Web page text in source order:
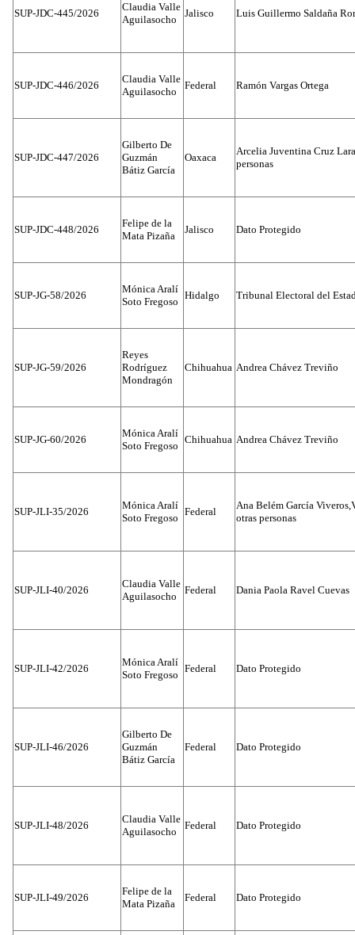
SUP-JDC-445/2026
Claudia Valle
Aguilasocho
Jalisco Luis Guillermo Saldaña
SUP-JDC-446/2026
Claudia Valle
Aguilasocho
Federal Ramón Vargas Ortega
SUP-JDC-447/2026
Gilberto De
Guzmán
Bátiz García
Oaxaca
Arcelia Juventina Cruz
personas
SUP-JDC-448/2026
Felipe de la
Mata Pizaña
Jalisco Dato Protegido
SUP-JG-58/2026
Mónica Aralí
Soto Fregoso
Hidalgo Tribunal Electoral del
SUP-JG-59/2026
Reyes
Rodríguez
Mondragón
Chihuahua Andrea Chávez Treviño
SUP-JG-60/2026
Mónica Aralí
Soto Fregoso
Chihuahua Andrea Chávez Treviño
SUP-JLI-35/2026
Mónica Aralí
Soto Fregoso
Federal
Ana Belém García
otras personas
SUP-JLI-40/2026
Claudia Valle
Aguilasocho
Federal Dania Paola Ravel Cuevas
SUP-JLI-42/2026
Mónica Aralí
Soto Fregoso
Federal Dato Protegido
SUP-JLI-46/2026
Gilberto De
Guzmán
Bátiz García
Federal Dato Protegido
SUP-JLI-48/2026
Claudia Valle
Aguilasocho
Federal Dato Protegido
SUP-JLI-49/2026
Felipe de la
Mata Pizaña
Federal Dato Protegido